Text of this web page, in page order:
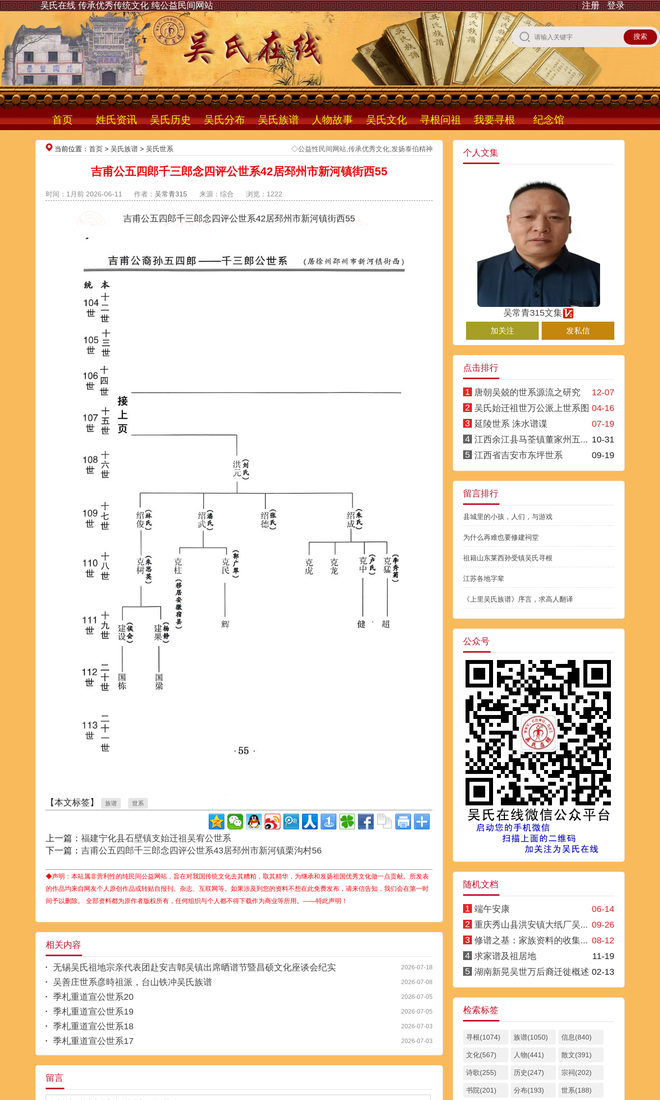
注册 登录
吴氏在线 传承优秀传统文化 纯公益民间网站
首页 姓氏资讯 吴氏历史 吴氏分布 吴氏族谱 人物故事 吴氏文化 寻根问祖 我要寻根 纪念馆
当前位置： 首页 > 吴氏族谱 > 吴氏世系 ◇公益性民间网站,传承优秀文化,发扬泰伯精神
吉甫公五四郎千三郎念四评公世系42居邳州市新河镇街西55
时间：1月前 2026-06-11 作者： 吴常青315 来源：综合 浏览：1222
吉甫公五四郎千三郎念四评公世系42居邳州市新河镇街西55
【本文标签】 族谱 世系
上一篇： 福建宁化县石壁镇支始迁祖吴宥公世系
下一篇： 吉甫公五四郎千三郎念四评公世系43居邳州市新河镇栗沟村56
◆声明：本站属非营利性的纯民间公益网站，旨在对我国传统文化去其糟粕，取其精华，为继承和发扬祖国优秀文化做一点贡献。所发表
的作品均来自网友个人原创作品或转贴自报刊、杂志、互联网等。如果涉及到您的资料不想在此免费发布，请来信告知，我们会在第一时
间予以删除。 全部资料都为原作者版权所有，任何组织与个人都不得下载作为商业等所用。——特此声明！
相关内容
2026-07-18
无锡吴氏祖地宗亲代表团赴安吉鄣吴镇出席晒谱节暨昌硕文化座谈会纪实
2026-07-08
吴善庄世系彦時祖派，台山铁冲吴氏族谱
2026-07-05
季札重道宣公世系20
2026-07-05
季札重道宣公世系19
2026-07-03
季札重道宣公世系18
2026-07-03
季札重道宣公世系17
留言
个人文集
吴常青315文集
加关注 发私信
点击排行
1 12-07
唐朝吴兢的世系源流之研究
2
04-16
吴氏始迁祖世万公派上世系图
3
07-19
延陵世系 洙水谱谍
4
10-31
江西余江县马荃镇董家州五...
5
09-19
江西省吉安市东坪世系
留言排行
县城里的小孩，人们，与游戏
为什么再难也要修建祠堂
祖籍山东莱西孙受镇吴氏寻根
江苏各地字辈
《上里吴氏族谱》序言，求高人翻译
公众号
随机文档
1 06-14
端午安康
2
09-26
重庆秀山县洪安镇大纸厂吴...
3
08-12
修谱之基：家族资料的收集...
4
11-19
求家谱及祖居地
5
02-13
湖南新晃吴世万后裔迁徙概述
检索标签
寻根(1074) 族谱(1050) 信息(840)
文化(567) 人物(441) 散文(391)
诗歌(255) 历史(247) 宗祠(202)
书院(201) 分布(193) 世系(188)